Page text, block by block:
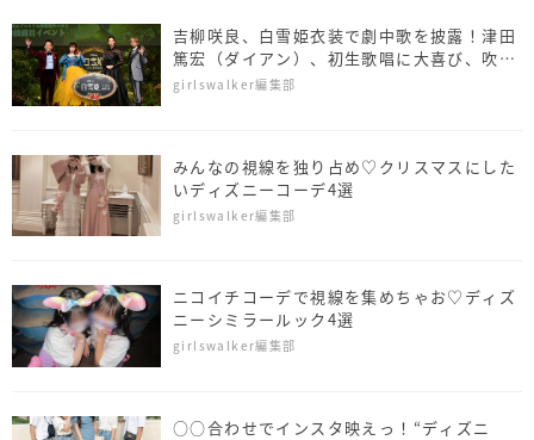
吉柳咲良、白雪姫衣装で劇中歌を披露！津田
篤宏（ダイアン）、初生歌唱に大喜び、吹替
キャスト3人を新たに発表
girlswalker編集部
みんなの視線を独り占め♡クリスマスにした
いディズニーコーデ4選
girlswalker編集部
ニコイチコーデで視線を集めちゃお♡ディズ
ニーシミラールック4選
girlswalker編集部
○○合わせでインスタ映えっ！“ディズニ